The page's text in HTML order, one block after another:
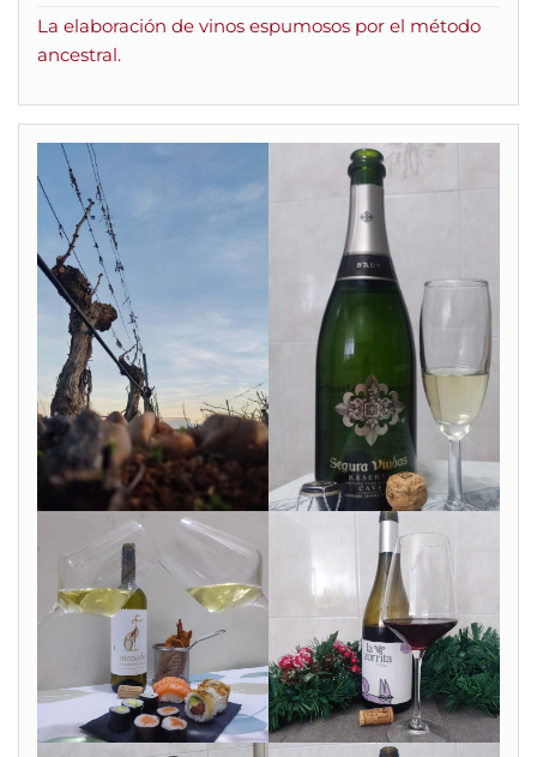
La elaboración de vinos espumosos por el método
ancestral.